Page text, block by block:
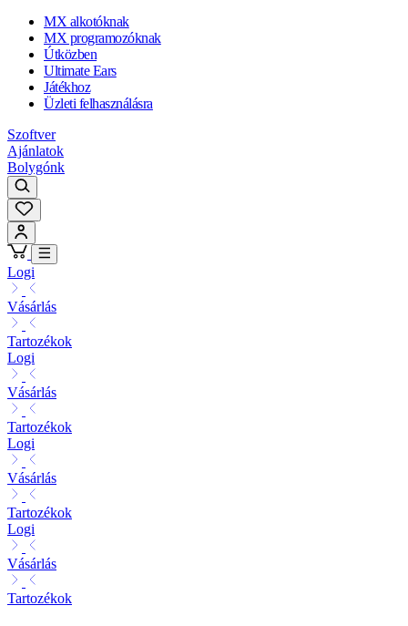
MX alkotóknak
MX programozóknak
Útközben
Ultimate Ears
Játékhoz
Üzleti felhasználásra
Szoftver
Ajánlatok
Bolygónk
Logi
Vásárlás
Tartozékok
Logi
Vásárlás
Tartozékok
Logi
Vásárlás
Tartozékok
Logi
Vásárlás
Tartozékok